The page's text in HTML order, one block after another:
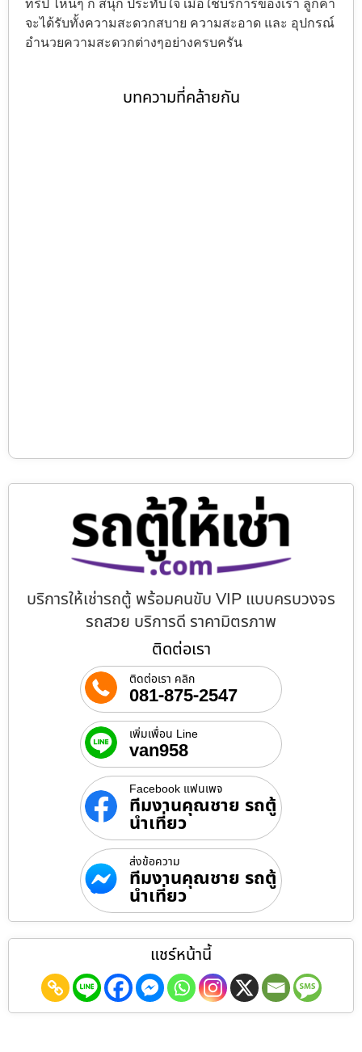
ทริป ไหนๆ ก็ สนุก ประทับใจ เมื่อใช้บริการของเรา ลูกค้า
จะได้รับทั้งความสะดวกสบาย ความสะอาด และ อุปกรณ์
อำนวยความสะดวกต่างๆอย่างครบครัน
บทความที่คล้ายกัน
บริการให้เช่ารถตู้ พร้อมคนขับ VIP แบบครบวงจร
รถสวย บริการดี ราคามิตรภาพ
ติดต่อเรา
ติดต่อเรา คลิก
081-875-2547
เพิ่มเพื่อน Line
van958
Facebook แฟนเพจ
ทีมงานคุณชาย รถตู้
นำเที่ยว
ส่งข้อความ
ทีมงานคุณชาย รถตู้
นำเที่ยว
แชร์หน้านี้